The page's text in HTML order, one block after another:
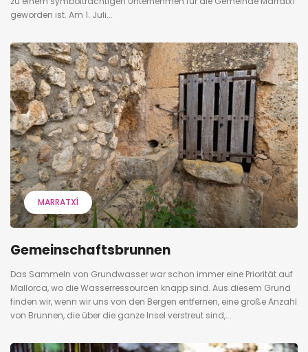
geworden ist. Am 1. Juli...
MARRATXÍ
Gemeinschaftsbrunnen
Das Sammeln von Grundwasser war schon immer eine Priorität auf
Mallorca, wo die Wasserressourcen knapp sind. Aus diesem Grund
finden wir, wenn wir uns von den Bergen entfernen, eine große Anzahl
von Brunnen, die über die ganze Insel verstreut sind,...